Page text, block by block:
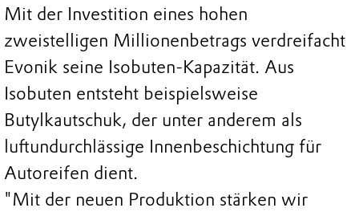
Mit der Investition eines hohen
zweistelligen Millionenbetrags verdreifacht
Evonik seine Isobuten-Kapazität. Aus
Isobuten entsteht beispielsweise
Butylkautschuk, der unter anderem als
luftundurchlässige Innenbeschichtung für
Autoreifen dient.
"Mit der neuen Produktion stärken wir